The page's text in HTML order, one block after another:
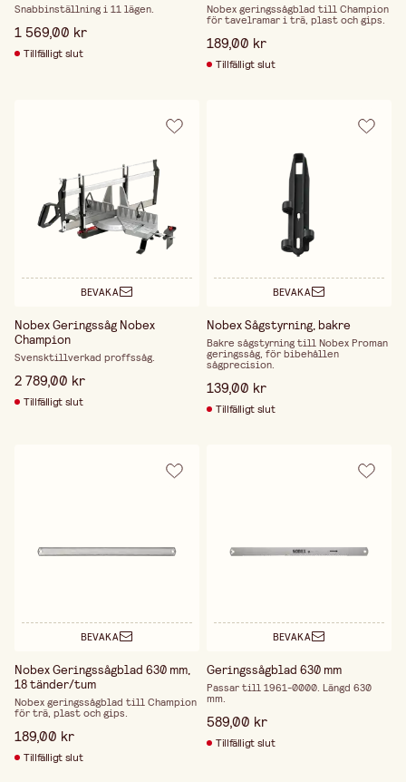
Snabbinställning i 11 lägen.
1 569,00 kr
Tillfälligt slut
Nobex geringssågblad till Champion
för tavelramar i trä, plast och gips.
189,00 kr
Tillfälligt slut
BEVAKA
Nobex Geringssåg Nobex
Champion
Svensktillverkad proffssåg.
2 789,00 kr
Tillfälligt slut
BEVAKA
Nobex Sågstyrning, bakre
Bakre sågstyrning till Nobex Proman
geringssåg, för bibehållen
sågprecision.
139,00 kr
Tillfälligt slut
BEVAKA
Nobex Geringssågblad 630 mm,
18 tänder/tum
Nobex geringssågblad till Champion
för trä, plast och gips.
189,00 kr
Tillfälligt slut
BEVAKA
Geringssågblad 630 mm
Passar till 1961-0000. Längd 630
mm.
589,00 kr
Tillfälligt slut